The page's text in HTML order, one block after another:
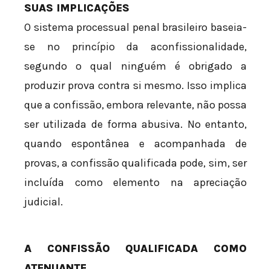
SUAS IMPLICAÇÕES
O sistema processual penal brasileiro baseia-
se no princípio da aconfissionalidade,
segundo o qual ninguém é obrigado a
produzir prova contra si mesmo. Isso implica
que a confissão, embora relevante, não possa
ser utilizada de forma abusiva. No entanto,
quando espontânea e acompanhada de
provas, a confissão qualificada pode, sim, ser
incluída como elemento na apreciação
judicial.
A CONFISSÃO QUALIFICADA COMO